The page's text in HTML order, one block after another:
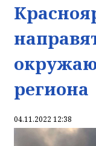
региона
04.11.2022 12:38